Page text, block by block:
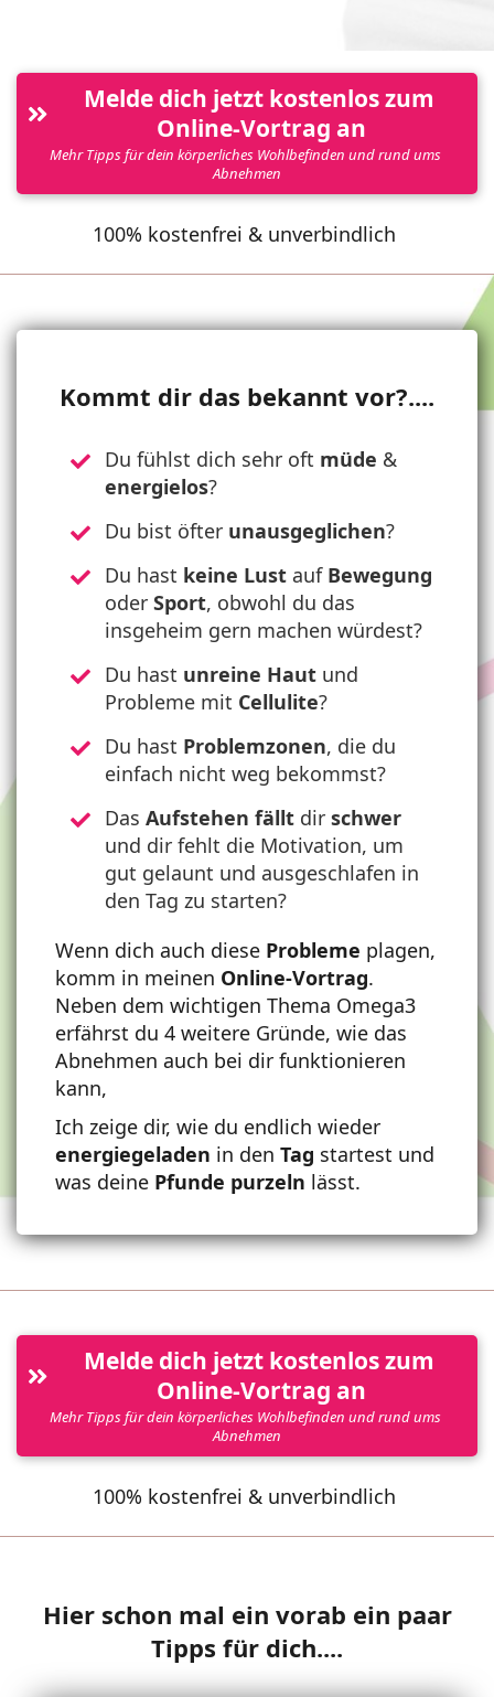
Melde dich jetzt kostenlos zum
Online-Vortrag an
Mehr Tipps für dein körperliches Wohlbefinden und rund ums
Abnehmen
100% kostenfrei & unverbindlich
Kommt dir das bekannt vor?....
Du fühlst dich sehr oft müde &
energielos?
Du bist öfter unausgeglichen?
Du hast keine Lust auf Bewegung
oder Sport, obwohl du das
insgeheim gern machen würdest?
Du hast unreine Haut und
Probleme mit Cellulite?
Du hast Problemzonen, die du
einfach nicht weg bekommst?
Das Aufstehen fällt dir schwer
und dir fehlt die Motivation, um
gut gelaunt und ausgeschlafen in
den Tag zu starten?
Wenn dich auch diese Probleme plagen,
komm in meinen Online-Vortrag.
Neben dem wichtigen Thema Omega3
erfährst du 4 weitere Gründe, wie das
Abnehmen auch bei dir funktionieren
kann,
Ich zeige dir, wie du endlich wieder
energiegeladen in den Tag startest und
was deine Pfunde purzeln lässt.
Melde dich jetzt kostenlos zum
Online-Vortrag an
Mehr Tipps für dein körperliches Wohlbefinden und rund ums
Abnehmen
100% kostenfrei & unverbindlich
Hier schon mal ein vorab ein paar
Tipps für dich....